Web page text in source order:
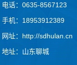
电话：0635-8567123
手机：18953912389
网址：http://sdhulan.cn
地址：山东聊城